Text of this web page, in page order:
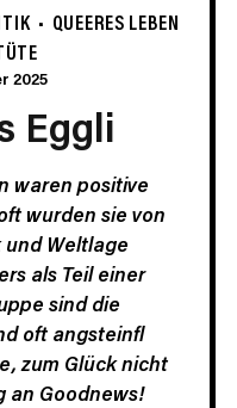
QUEERES LEBEN
2025
Eggli
waren positive
wurden sie von
Weltlage
als Teil einer
sind die
oft angsteinfl
zum Glück nicht
an Goodnews!